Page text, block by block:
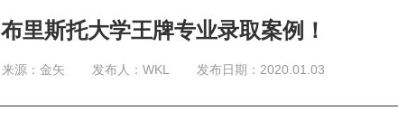
布里斯托大学王牌专业录取案例！
来源：金矢 发布人：WKL 发布日期：2020.01.03